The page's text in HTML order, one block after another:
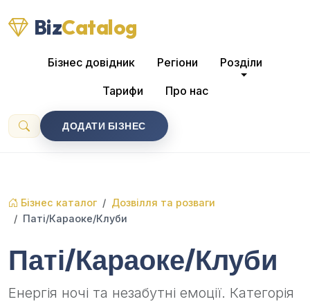
BizCatalog
Бізнес довідник Регіони Розділи
Тарифи Про нас
ДОДАТИ БІЗНЕС
Бізнес каталог
Дозвілля та розваги
Паті/Караоке/Клуби
Паті/Караоке/Клуби
Енергія ночі та незабутні емоції. Категорія